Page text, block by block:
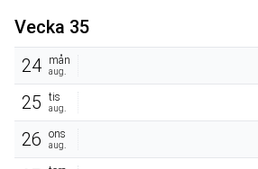
Vecka 35
24
mån
aug.
25 tis
aug.
26 ons
aug.